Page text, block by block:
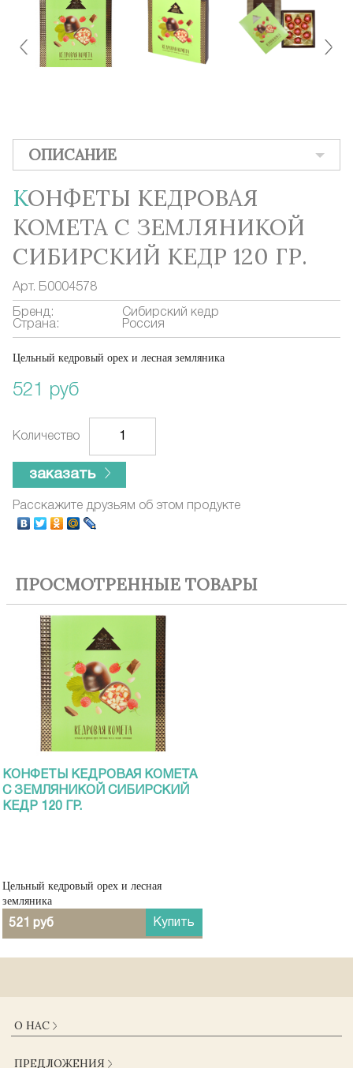
ОПИСАНИЕ
КОНФЕТЫ КЕДРОВАЯ
КОМЕТА С ЗЕМЛЯНИКОЙ
СИБИРСКИЙ КЕДР 120 ГР.
Арт. Б0004578
Бренд:
Сибирский кедр
Страна:
Россия
Цельный кедровый орех и лесная земляника
521 руб
Количество
заказать
Расскажите друзьям об этом продукте
ПРОСМОТРЕННЫЕ ТОВАРЫ
КОНФЕТЫ КЕДРОВАЯ КОМЕТА
С ЗЕМЛЯНИКОЙ СИБИРСКИЙ
КЕДР 120 ГР.
Цельный кедровый орех и лесная
земляника
521 руб Купить
О НАС
ПРЕДЛОЖЕНИЯ